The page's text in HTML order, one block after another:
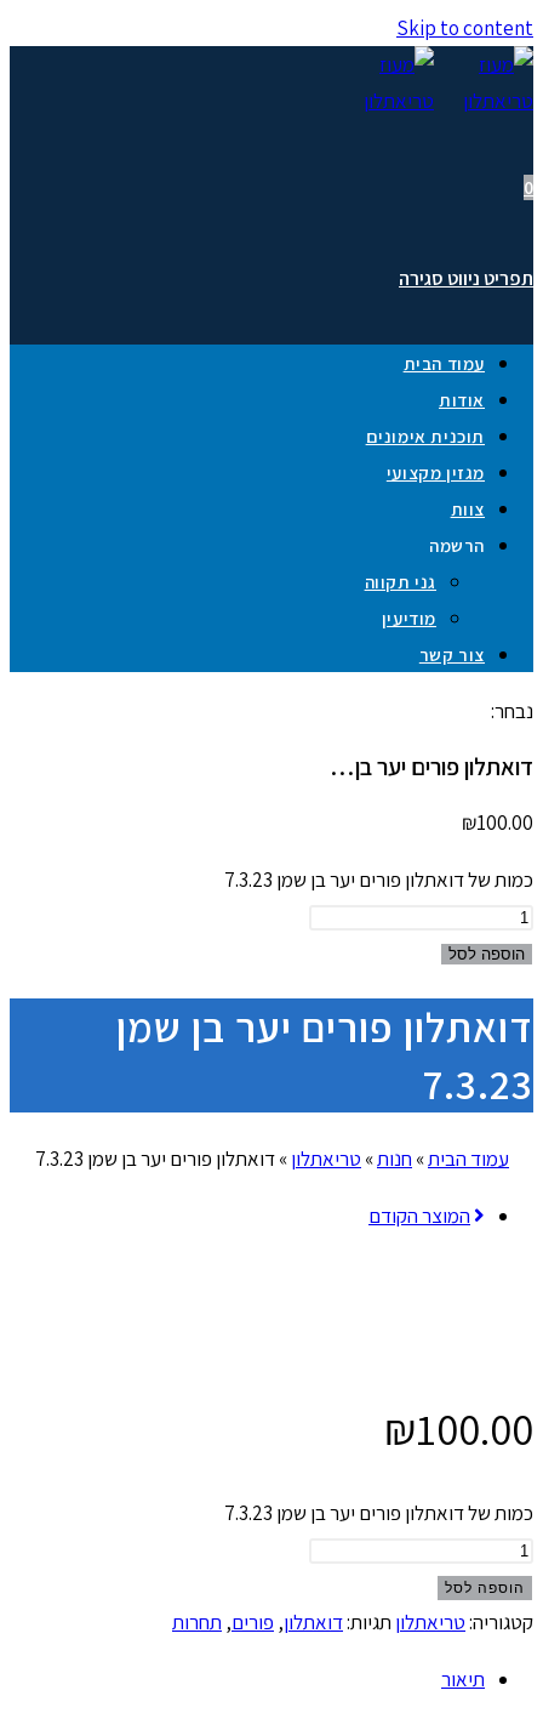
Skip to content
0
תפריט ניווטסגירה
עמוד הבית
אודות
תוכנית אימונים
מגזין מקצועי
צוות
הרשמה
גני תקווה
מודיעין
צור קשר
נבחר:
דואתלון פורים יער בן…
₪100.00
כמות של דואתלון פורים יער בן שמן 7.3.23
הוספה לסל
דואתלון פורים יער בן שמן
7.3.23
עמוד הבית» חנות» טריאתלון»דואתלון פורים יער בן שמן 7.3.23
המוצר הקודם
₪100.00
כמות של דואתלון פורים יער בן שמן 7.3.23
הוספה לסל
קטגוריה:טריאתלון תגיות:דואתלון, פורים, תחרות
תיאור